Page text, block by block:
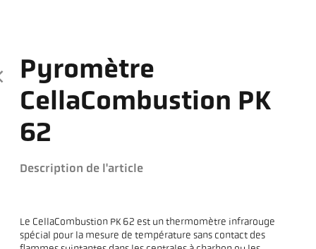
Pyromètre
CellaCombustion PK
62
Description de l'article
Le CellaCombustion PK 62 est un thermomètre infrarouge
spécial pour la mesure de température sans contact des